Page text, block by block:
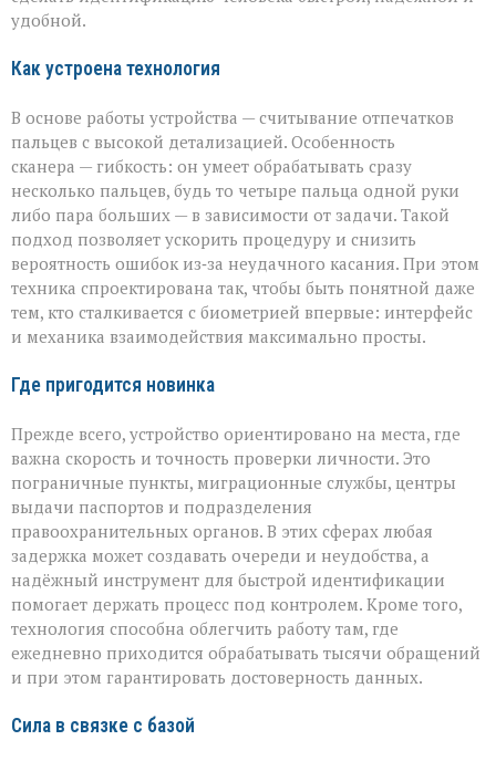
«Азимута»
удобной.
Как устроена технология
В основе работы устройства — считывание отпечатков
пальцев с высокой детализацией. Особенность
сканера — гибкость: он умеет обрабатывать сразу
несколько пальцев, будь то четыре пальца одной руки
либо пара больших — в зависимости от задачи. Такой
подход позволяет ускорить процедуру и снизить
вероятность ошибок из‑за неудачного касания. При этом
техника спроектирована так, чтобы быть понятной даже
тем, кто сталкивается с биометрией впервые: интерфейс
и механика взаимодействия максимально просты.
Где пригодится новинка
Прежде всего, устройство ориентировано на места, где
важна скорость и точность проверки личности. Это
пограничные пункты, миграционные службы, центры
выдачи паспортов и подразделения
правоохранительных органов. В этих сферах любая
задержка может создавать очереди и неудобства, а
надёжный инструмент для быстрой идентификации
помогает держать процесс под контролем. Кроме того,
технология способна облегчить работу там, где
ежедневно приходится обрабатывать тысячи обращений
и при этом гарантировать достоверность данных.
Сила в связке с базой